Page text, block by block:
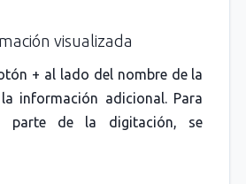
visualizada
+ al lado del nombre de la
información adicional. Para
parte de la digitación, se